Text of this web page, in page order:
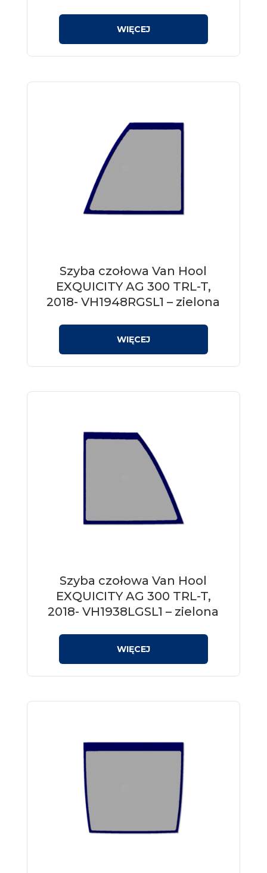
Szyba czołowa Van Hool
EXQUICITY AG 300 TRL-T,
2018- VH1948RGSL1 – zielona
Szyba czołowa Van Hool
EXQUICITY AG 300 TRL-T,
2018- VH1938LGSL1 – zielona